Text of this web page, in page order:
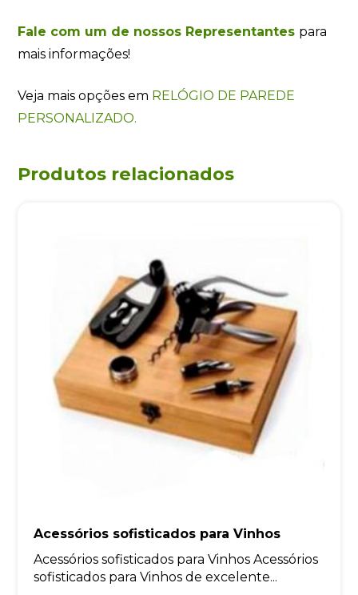
Fale com um de nossos Representantes para
mais informações!
Veja mais opções em RELÓGIO DE PAREDE
PERSONALIZADO.
Produtos relacionados
Acessórios sofisticados para Vinhos
Acessórios sofisticados para Vinhos Acessórios
sofisticados para Vinhos de excelente...